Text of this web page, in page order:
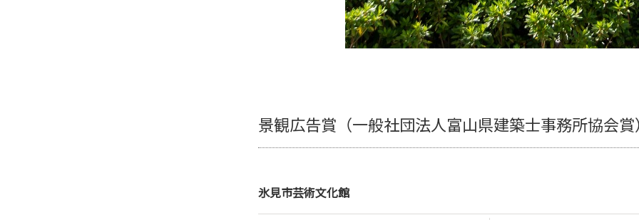
景観広告賞（一般社団法人富山県建築士事務所協会賞
氷見市芸術文化館